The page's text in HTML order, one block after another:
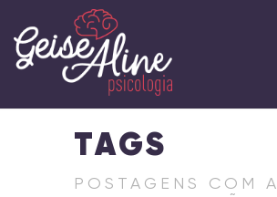
TAGS
POSTAGENS COM A